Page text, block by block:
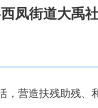
凤街道大禹
营造扶残助残、